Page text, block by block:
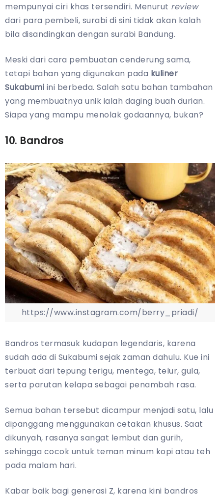
mempunyai ciri khas tersendiri. Menurut review
dari para pembeli, surabi di sini tidak akan kalah
bila disandingkan dengan surabi Bandung.
Meski dari cara pembuatan cenderung sama,
tetapi bahan yang digunakan pada kuliner
Sukabumi ini berbeda. Salah satu bahan tambahan
yang membuatnya unik ialah daging buah durian.
Siapa yang mampu menolak godaannya, bukan?
10. Bandros
https://www.instagram.com/berry_priadi/
Bandros termasuk kudapan legendaris, karena
sudah ada di Sukabumi sejak zaman dahulu. Kue ini
terbuat dari tepung terigu, mentega, telur, gula,
serta parutan kelapa sebagai penambah rasa.
Semua bahan tersebut dicampur menjadi satu, lalu
dipanggang menggunakan cetakan khusus. Saat
dikunyah, rasanya sangat lembut dan gurih,
sehingga cocok untuk teman minum kopi atau teh
pada malam hari.
Kabar baik bagi generasi Z, karena kini bandros